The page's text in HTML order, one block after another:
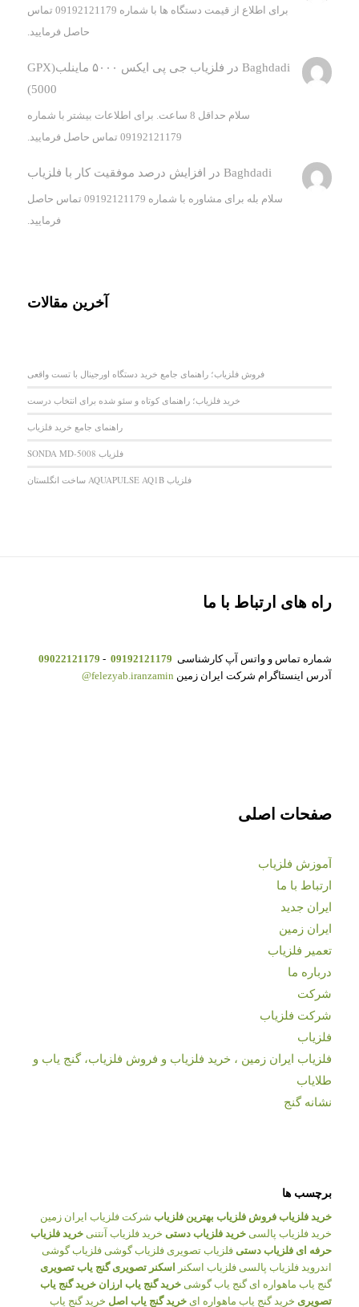
برای اطلاع از قیمت دستگاه ها با شماره 09192121179 تماس
حاصل فرمایید.
Baghdadi در
فلزیاب جی پی ایکس ۵۰۰۰ ماینلب(GPX
5000)
سلام حداقل 8 ساعت. برای اطلاعات بیشتر با شماره
09192121179 تماس حاصل فرمایید.
Baghdadi در افزایش درصد موفقیت کار با فلزیاب
سلام بله برای مشاوره با شماره 09192121179 تماس حاصل
فرمایید.
آخرین مقالات
فروش فلزیاب؛ راهنمای جامع خرید دستگاه اورجینال با تست واقعی
خرید فلزیاب؛ راهنمای کوتاه و سئو شده برای انتخاب درست
راهنمای جامع خرید فلزیاب
فلزیاب SONDA MD-5008
فلزیاب AQUAPULSE AQ1B ساخت انگلستان
راه های ارتباط با ما
شماره تماس و واتس آپ کارشناسی 09192121179
-
09022121179
آدرس اینستاگرام شرکت ایران زمین felezyab.iranzamin@
صفحات اصلی
آموزش فلزیاب
ارتباط با ما
ایران جدید
ایران زمین
تعمیر فلزیاب
درباره ما
شرکت
شرکت فلزیاب
فلزیاب
فلزیاب ایران زمین ، خرید فلزیاب و فروش فلزیاب، گنج یاب و
طلایاب
نشانه گنج
برچسب ها
خرید فلزیاب فروش فلزیاب بهترین فلزیاب شرکت فلزیاب ایران زمین
خرید فلزیاب پالسی خرید فلزیاب دستی خرید فلزیاب آنتنی خرید فلزیاب
حرفه ای فلزیاب دستی فلزیاب تصویری فلزیاب گوشی فلزیاب گوشی
اندروید فلزیاب پالسی فلزیاب اسکنر اسکنر تصویری گنج یاب تصویری
گنج یاب ماهواره ای گنج یاب گوشی خرید گنج یاب ارزان خرید گنج یاب
تصویری خرید گنج یاب ماهواره ای خرید گنج یاب اصل خرید گنج یاب